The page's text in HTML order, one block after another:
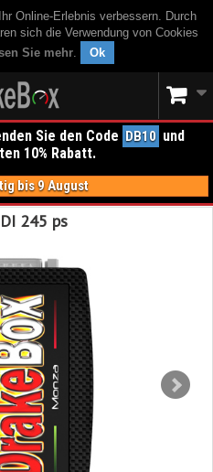
Online-Erlebnis verbessern. Durch
sich die Verwendung von Cookies
Sie mehr. Ok
Sie den Code DB10 und
10% Rabatt.
bis 9 August
245 ps